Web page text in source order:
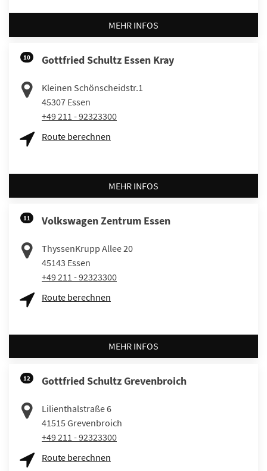
MEHR INFOS
10 Gottfried Schultz Essen Kray
Kleinen Schönscheidstr.1
45307 Essen
+49 211 - 92323300
Route berechnen
MEHR INFOS
11 Volkswagen Zentrum Essen
ThyssenKrupp Allee 20
45143 Essen
+49 211 - 92323300
Route berechnen
MEHR INFOS
12 Gottfried Schultz Grevenbroich
Lilienthalstraße 6
41515 Grevenbroich
+49 211 - 92323300
Route berechnen